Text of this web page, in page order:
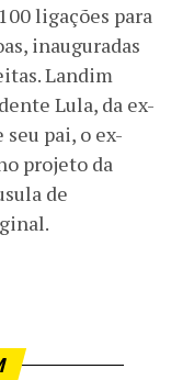
ligações para
inauguradas
Landim
Lula, da ex-
pai, o ex-
projeto da
de